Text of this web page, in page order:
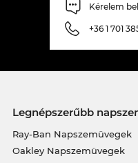
Kérelem
+36 1 701
Legnépszerűbb
Ray-Ban Napszemüvegek
Oakley Napszemüvegek